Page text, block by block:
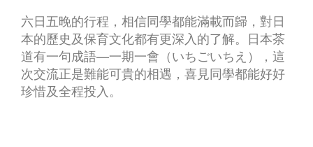
六日五晚的行程，相信同學都能滿載而歸，對日
本的歷史及保育文化都有更深入的了解。日本茶
道有一句成語—一期一會（いちごいちえ），這
次交流正是難能可貴的相遇，喜見同學都能好好
珍惜及全程投入。